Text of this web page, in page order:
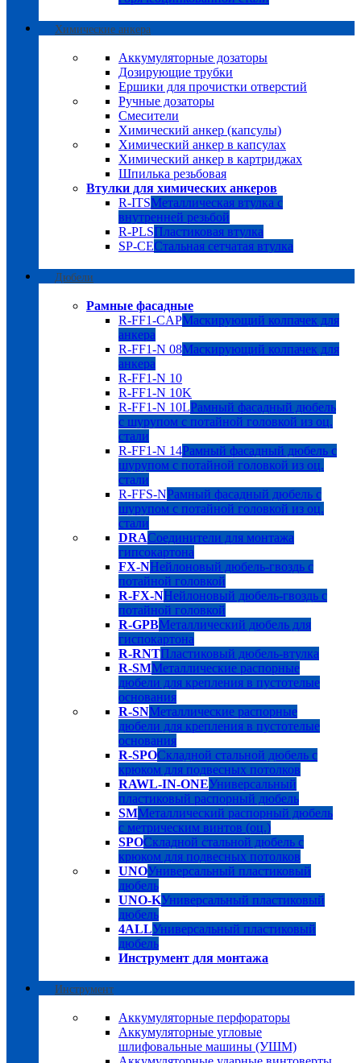
Химические анкера
Аккумуляторные дозаторы
Дозирующие трубки
Ершики для прочистки отверстий
Ручные дозаторы
Смесители
Химический анкер (капсулы)
Химический анкер в капсулах
Химический анкер в картриджах
Шпилька резьбовая
Втулки для химических анкеров
R-ITSМеталлическая втулка с
внутренней резьбой
R-PLSПластиковая втулка
SP-CEСтальная сетчатая втулка
Дюбели
Рамные фасадные
R-FF1-CAPМаскирующий колпачек для
анкера
R-FF1-N 08Маскирующий колпачек для
анкера
R-FF1-N 10
R-FF1-N 10K
R-FF1-N 10LРамный фасадный дюбель
с шурупом с потайной головкой из оц.
стали
R-FF1-N 14Рамный фасадный дюбель с
шурупом с потайной головкой из оц.
стали
R-FFS-NРамный фасадный дюбель с
шурупом с потайной головкой из оц.
стали
DRAСоединители для монтажа
гипсокартона
FX-NНейлоновый дюбель-гвоздь с
потайной головкой
R-FX-NНейлоновый дюбель-гвоздь с
потайной головкой
R-GPBМеталлический дюбель для
гиспокартона
R-RNTПластиковый дюбель-втулка
R-SMМеталлические распорные
дюбели для крепления в пустотелые
основания
R-SNМеталлические распорные
дюбели для крепления в пустотелые
основания
R-SPOСкладной стальной дюбель с
крюком для подвесных потолков
RAWL-IN-ONEУниверсальный
пластиковый распорный дюбель
SMМеталлический распорный дюбель
с метрическим винтов (оц.)
SPOСкладной стальной дюбель с
крюком для подвесных потолков
UNOУниверсальный пластиковый
дюбель
UNO-KУниверсальный пластиковый
дюбель
4ALLУниверсальный пластиковый
дюбель
Инструмент для монтажа
Инструмент
Аккумуляторные перфораторы
Аккумуляторные угловые
шлифовальные машины (УШМ)